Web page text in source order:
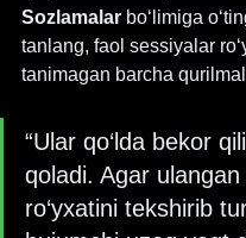
Sozlamalar bo‘limiga
tanlang, faol sessiyalar
tanimagan barcha
“Ular qo‘lda bekor
qoladi. Agar
ro‘yxatini tekshirib